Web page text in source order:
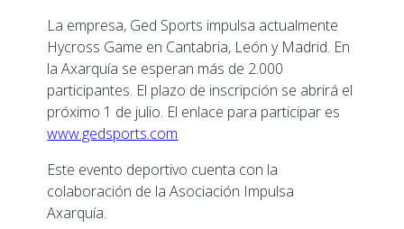
La empresa, Ged Sports impulsa actualmente
Hycross Game en Cantabria, León y Madrid. En
la Axarquía se esperan más de 2.000
participantes. El plazo de inscripción se abrirá el
próximo 1 de julio. El enlace para participar es
www.gedsports.com
Este evento deportivo cuenta con la
colaboración de la Asociación Impulsa
Axarquía.